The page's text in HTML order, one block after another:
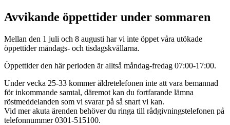
Avvikande öppettider under sommaren
Mellan den 1 juli och 8 augusti har vi inte öppet våra utökade
öppettider måndags- och tisdagskvällarna.
Öppettider den här perioden är alltså måndag-fredag 07:00-17:00.
Under vecka 25-33 kommer äldretelefonen inte att vara bemannad
för inkommande samtal, däremot kan du fortfarande lämna
röstmeddelanden som vi svarar på så snart vi kan.
Vid mer akuta ärenden behöver du ringa till rådgivningstelefonen på
telefonnummer 0301-515100.